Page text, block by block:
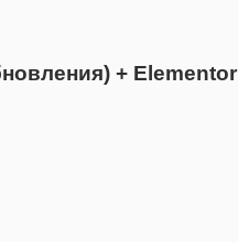
+ Elementor